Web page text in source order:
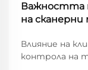
Важността
на
Влияние на
контрола на